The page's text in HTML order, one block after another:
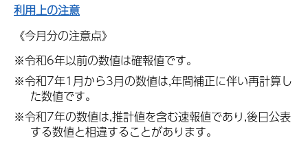
利用上の注意
《今月分の注意点》
※令和6年以前の数値は確報値です。
※令和7年1月から3月の数値は,年間補正に伴い再計算し
た数値です。
※令和7年の数値は,推計値を含む速報値であり,後日公表
する数値と相違することがあります。